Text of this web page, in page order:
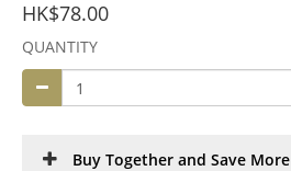
HK$78.00
QUANTITY
Buy Together and Save More